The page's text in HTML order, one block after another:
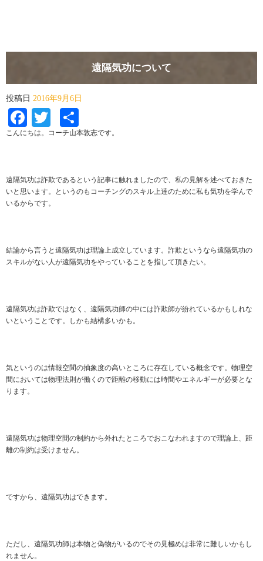
遠隔気功について
投稿日 2016年9月6日
Facebook
Twitter
有
こんにちは。コーチ山本敦志です。
遠隔気功は詐欺であるという記事に触れましたので、私の見解を述べておきた
いと思います。というのもコーチングのスキル上達のために私も気功を学んで
いるからです。
結論から言うと遠隔気功は理論上成立しています。詐欺というなら遠隔気功の
スキルがない人が遠隔気功をやっていることを指して頂きたい。
遠隔気功は詐欺ではなく、遠隔気功師の中には詐欺師が紛れているかもしれな
いということです。しかも結構多いかも。
気というのは情報空間の抽象度の高いところに存在している概念です。物理空
間においては物理法則が働くので距離の移動には時間やエネルギーが必要とな
ります。
遠隔気功は物理空間の制約から外れたところでおこなわれますので理論上、距
離の制約は受けません。
ですから、遠隔気功はできます。
ただし、遠隔気功師は本物と偽物がいるのでその見極めは非常に難しいかもし
れません。